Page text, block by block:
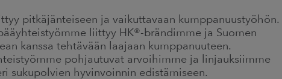
pitkäjänteiseen ja vaikuttavaan kumppanuustyöhön.
liittyy HK®-brändimme ja Suomen
kanssa tehtävään laajaan kumppanuuteen.
pohjautuvat arvoihimme ja linjauksiimme
sukupolvien hyvinvoinnin edistämiseen.